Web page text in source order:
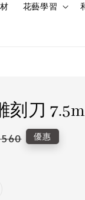
花藝學習
刻刀
560 優惠